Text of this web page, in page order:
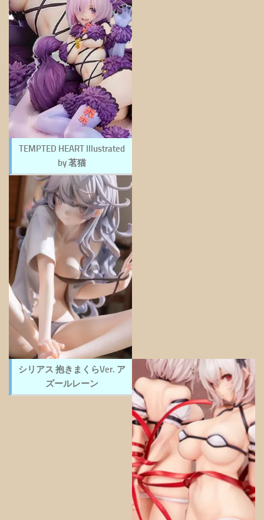
TEMPTED HEART Illustrated
by 茗猫
シリアス 抱きまくらVer. ア
ズールレーン